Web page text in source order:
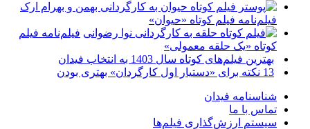
فیلم‌نامه فیلم کوتاه «حیوان»
فیلم‌نامه فیلم
کوتاه «یک حلقه معمولی»
بهترین فیلم‌های کوتاه سال 1403 به انتخاب فیدان
13 نکته برای «دستیار اول کارگردان» بهتری بودن
شناسنامه فیدان
تماس با ما
سیستم ارزش‌گذاری فیلم‌ها